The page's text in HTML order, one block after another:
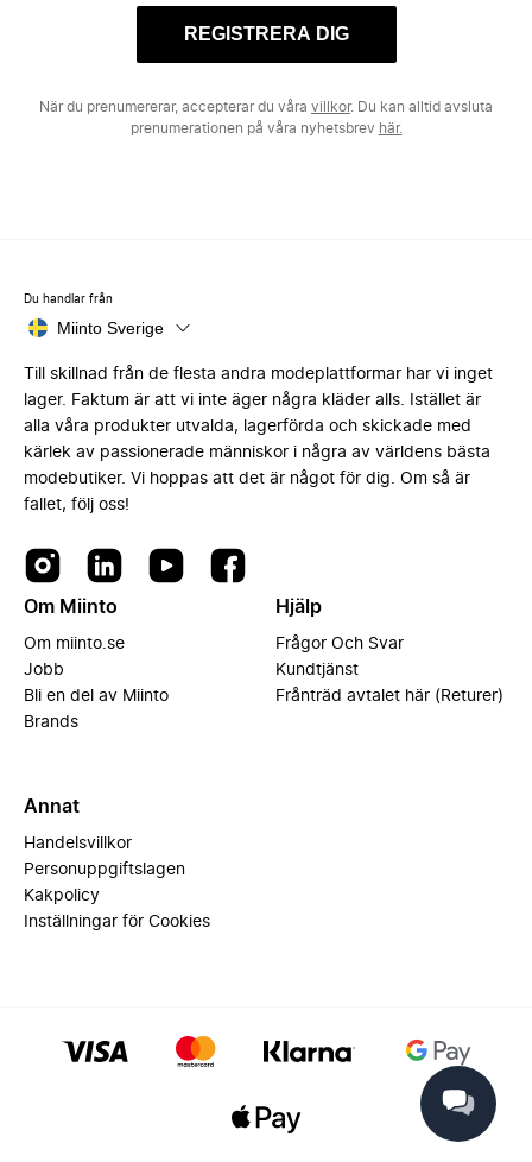
REGISTRERA DIG
När du prenumererar, accepterar du våra villkor. Du kan alltid avsluta
prenumerationen på våra nyhetsbrev här.
Du handlar från
Miinto Sverige
Till skillnad från de flesta andra modeplattformar har vi inget
lager. Faktum är att vi inte äger några kläder alls. Istället är
alla våra produkter utvalda, lagerförda och skickade med
kärlek av passionerade människor i några av världens bästa
modebutiker. Vi hoppas att det är något för dig. Om så är
fallet, följ oss!
Om Miinto
Om miinto.se
Jobb
Bli en del av Miinto
Brands
Hjälp
Frågor Och Svar
Kundtjänst
Frånträd avtalet här (Returer)
Annat
Handelsvillkor
Personuppgiftslagen
Kakpolicy
Inställningar för Cookies